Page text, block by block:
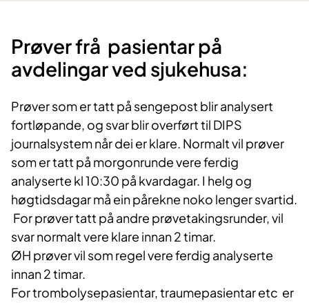
Prøver frå pasientar på
avdelingar ve​​d sjukehusa:
Prøver som er tatt på sengepost blir analysert
fortløpande, og svar blir overført til DIPS
journalsystem når dei er klare. Normalt vil prøver
som er tatt på morgonrunde vere ferdig
analyserte kl 10:30 på kvardagar. I helg og
høgtidsdagar må ein pårekne noko lenger svartid.
For prøver tatt på andre prøvetakingsrunder, vil
svar normalt vere klare innan 2 timar.
ØH prøver vil som regel vere ferdig analyserte
innan 2 timar.
For trombolysepasientar, traumepasientar etc er